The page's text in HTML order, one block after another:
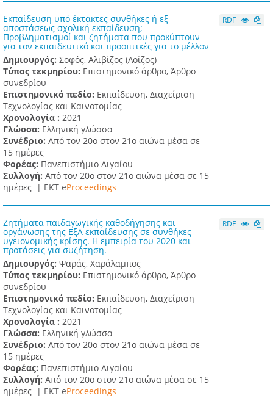
Εκπαίδευση υπό έκτακτες συνθήκες ή εξ
αποστάσεως σχολική εκπαίδευση;
Προβληματισμοί και ζητήματα που προκύπτουν
για τον εκπαιδευτικό και προοπτικές για το μέλλον
Δημιουργός: Σοφός, Αλιβίζος (Λοΐζος)
Τύπος τεκμηρίου: Επιστημονικό άρθρο, Άρθρο
συνεδρίου
Επιστημονικό πεδίο: Εκπαίδευση, Διαχείριση
Τεχνολογίας και Καινοτομίας
Χρονολογία : 2021
Γλώσσα: Ελληνική γλώσσα
Συνέδριο: Από τον 20ο στον 21ο αιώνα μέσα σε
15 ημέρες
Φορέας: Πανεπιστήμιο Αιγαίου
Συλλογή: Από τον 20ο στον 21ο αιώνα μέσα σε 15
ημέρες | ΕΚΤ eProceedings
RDF
Ζητήματα παιδαγωγικής καθοδήγησης και
οργάνωσης της ΕξΑ εκπαίδευσης σε συνθήκες
υγειονομικής κρίσης. Η εμπειρία του 2020 και
προτάσεις για συζήτηση.
Δημιουργός: Ψαράς, Χαράλαμπος
Τύπος τεκμηρίου: Επιστημονικό άρθρο, Άρθρο
συνεδρίου
Επιστημονικό πεδίο: Εκπαίδευση, Διαχείριση
Τεχνολογίας και Καινοτομίας
Χρονολογία : 2021
Γλώσσα: Ελληνική γλώσσα
Συνέδριο: Από τον 20ο στον 21ο αιώνα μέσα σε
15 ημέρες
Φορέας: Πανεπιστήμιο Αιγαίου
Συλλογή: Από τον 20ο στον 21ο αιώνα μέσα σε 15
ημέρες | ΕΚΤ eProceedings
RDF